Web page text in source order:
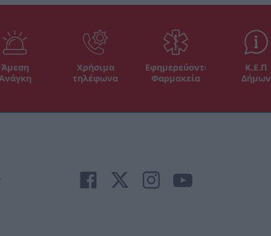
Άμεση
Χρήσιμα
τηλέφωνα
Εφημερεύοντα
Φαρμακεία
Κ.Ε.Π
Δήμων